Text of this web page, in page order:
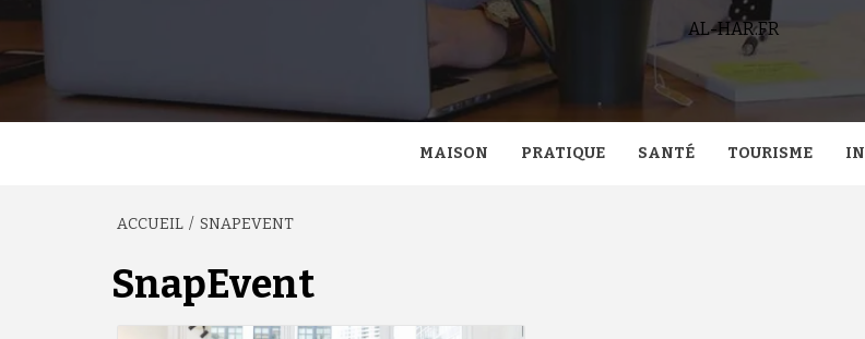
AL-HAR.FR
MAISON PRATIQUE SANTÉ TOURISME
ACCUEIL SNAPEVENT
SnapEvent